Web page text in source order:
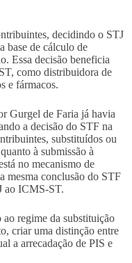
decidindo o STJ
base de cálculo de
Essa decisão beneficia
como distribuidora de
e fármacos.
Gurgel de Faria já havia
a decisão do STF na
substituídos ou
à submissão à
no mecanismo de
mesma conclusão do STF
ao ICMS-ST.
regime da substituição
criar uma distinção entre
a arrecadação de PIS e